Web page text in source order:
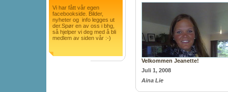
Vi har fått vår egen
facebookside. Bilder,
nyheter og info legges ut
der.Spør en av oss i bhg,
så hjelper vi deg med å bli
medlem av siden vår :-)
Velkommen Jeanette!
Juli 1, 2008
Aina Lie